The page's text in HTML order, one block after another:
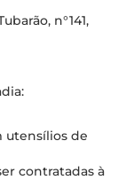
n°141,
utensílios de
contratadas à